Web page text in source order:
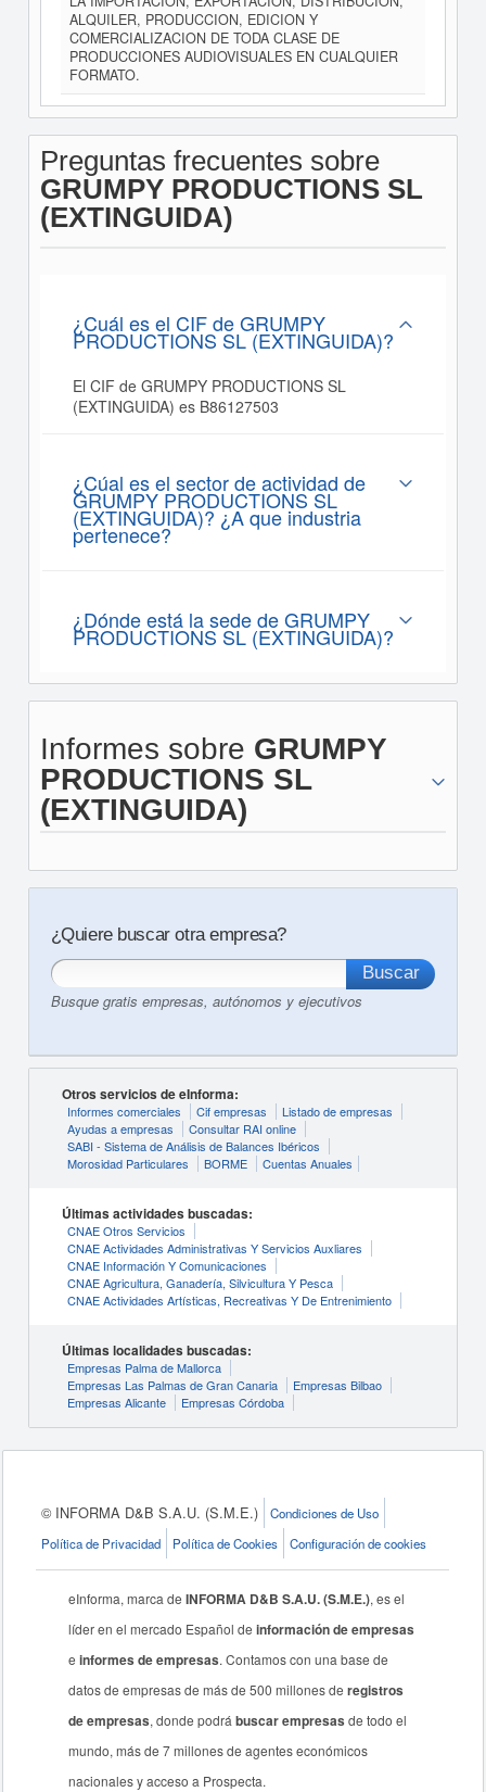
ALQUILER, PRODUCCION, EDICION Y
COMERCIALIZACION DE TODA CLASE DE
PRODUCCIONES AUDIOVISUALES EN CUALQUIER
FORMATO.
Preguntas frecuentes sobre
GRUMPY PRODUCTIONS SL
(EXTINGUIDA)
¿Cuál es el CIF de GRUMPY
PRODUCTIONS SL (EXTINGUIDA)?
El CIF de GRUMPY PRODUCTIONS SL
(EXTINGUIDA) es B86127503
¿Cúal es el sector de actividad de
GRUMPY PRODUCTIONS SL
(EXTINGUIDA)? ¿A que industria
pertenece?
¿Dónde está la sede de GRUMPY
PRODUCTIONS SL (EXTINGUIDA)?
Informes sobre GRUMPY
PRODUCTIONS SL
(EXTINGUIDA)
¿Quiere buscar otra empresa?
Busque gratis empresas, autónomos y ejecutivos
Otros servicios de eInforma:
Informes comerciales Cif empresas
Listado de empresas
Ayudas a empresas
Consultar RAI online
SABI - Sistema de Análisis de Balances Ibéricos
Morosidad Particulares
BORME Cuentas Anuales
Últimas actividades buscadas:
CNAE Otros Servicios
CNAE Actividades Administrativas Y Servicios Auxliares
CNAE Información Y Comunicaciones
CNAE Agricultura, Ganadería, Silvicultura Y Pesca
CNAE Actividades Artísticas, Recreativas Y De Entrenimiento
Últimas localidades buscadas:
Empresas Palma de Mallorca
Empresas Las Palmas de Gran Canaria
Empresas Bilbao
Empresas Alicante
Empresas Córdoba
© INFORMA D&B S.A.U. (S.M.E.)
Condiciones de Uso
Política de Privacidad
Política de Cookies Configuración de cookies
eInforma, marca deINFORMA D&B S.A.U. (S.M.E.), es el
líder en el mercado Español deinformación de empresas
einformes de empresas. Contamos con una base de
datos de empresas de más de 500 millones deregistros
de empresas, donde podrábuscar empresas de todo el
mundo, más de 7 millones de agentes económicos
nacionales y acceso a Prospecta.